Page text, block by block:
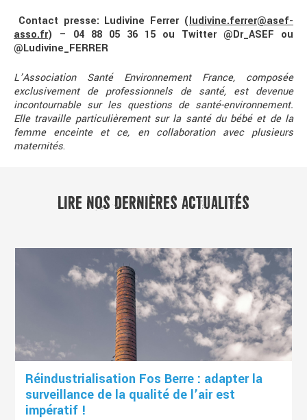
Contact presse: Ludivine Ferrer (ludivine.ferrer@asef-
asso.fr) – 04 88 05 36 15 ou Twitter @Dr_ASEF ou
@Ludivine_FERRER
L’Association Santé Environnement France, composée
exclusivement de professionnels de santé, est devenue
incontournable sur les questions de santé-environnement.
Elle travaille particulièrement sur la santé du bébé et de la
femme enceinte et ce, en collaboration avec plusieurs
maternités.
LIRE NOS DERNIÈRES ACTUALITÉS
Réindustrialisation Fos Berre : adapter la
surveillance de la qualité de l’air est
impératif !